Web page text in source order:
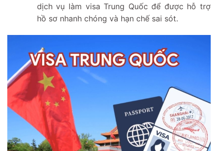
dịch vụ làm visa Trung Quốc để được hỗ trợ
hồ sơ nhanh chóng và hạn chế sai sót.